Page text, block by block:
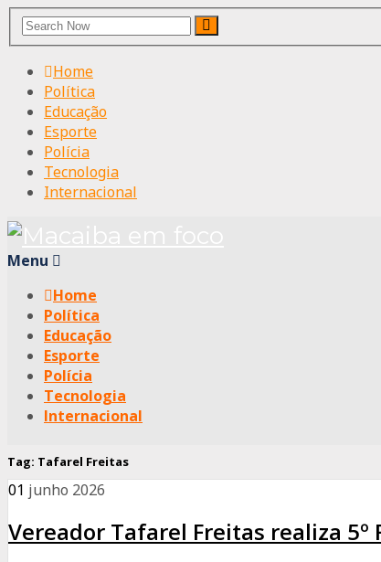
Search
for:
Search
Home
Política
Educação
Esporte
Polícia
Tecnologia
Internacional
Menu
Home
Política
Educação
Esporte
Polícia
Tecnologia
Internacional
Tag: Tafarel Freitas
01 junho 2026
Vereador Tafarel Freitas realiza